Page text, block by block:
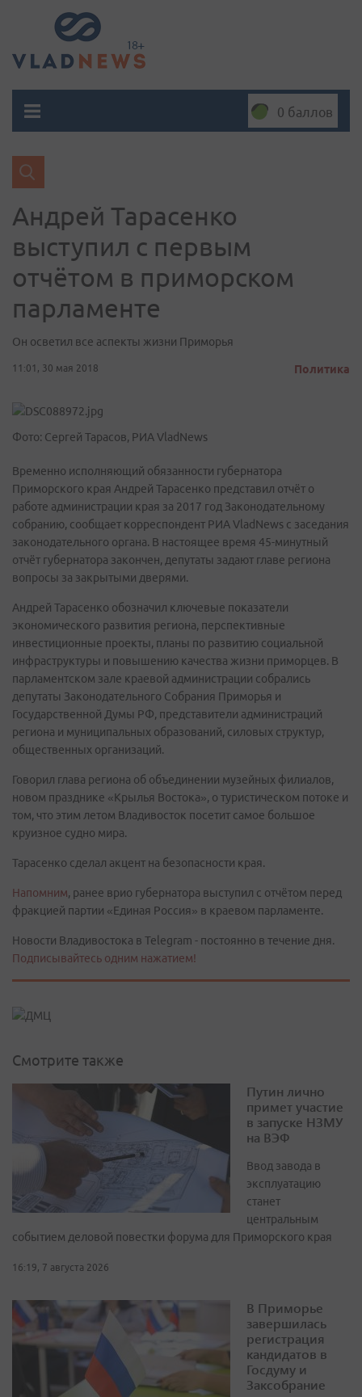
0 баллов
Андрей Тарасенко
выступил с первым
отчётом в приморском
парламенте
Он осветил все аспекты жизни Приморья
11:01, 30 мая 2018 Политика
Фото: Сергей Тарасов, РИА VladNews
Временно исполняющий обязанности губернатора
Приморского края Андрей Тарасенко представил отчёт о
работе администрации края за 2017 год Законодательному
собранию, сообщает корреспондент РИА VladNews с заседания
законодательного органа. В настоящее время 45-минутный
отчёт губернатора закончен, депутаты задают главе региона
вопросы за закрытыми дверями.
Андрей Тарасенко обозначил ключевые показатели
экономического развития региона, перспективные
инвестиционные проекты, планы по развитию социальной
инфраструктуры и повышению качества жизни приморцев. В
парламентском зале краевой администрации собрались
депутаты Законодательного Собрания Приморья и
Государственной Думы РФ, представители администраций
региона и муниципальных образований, силовых структур,
общественных организаций.
Говорил глава региона об объединении музейных филиалов,
новом празднике «Крылья Востока», о туристическом потоке и
том, что этим летом Владивосток посетит самое большое
круизное судно мира.
Тарасенко сделал акцент на безопасности края.
Напомним, ранее врио губернатора выступил с отчётом перед
фракцией партии «Единая Россия» в краевом парламенте.
Новости Владивостока в Telegram - постоянно в течение дня.
Подписывайтесь одним нажатием!
Смотрите также
Путин лично
примет участие
в запуске НЗМУ
на ВЭФ
Ввод завода в
эксплуатацию
станет
центральным
событием деловой повестки форума для Приморского края
16:19, 7 августа 2026
В Приморье
завершилась
регистрация
кандидатов в
Госдуму и
Заксобрание